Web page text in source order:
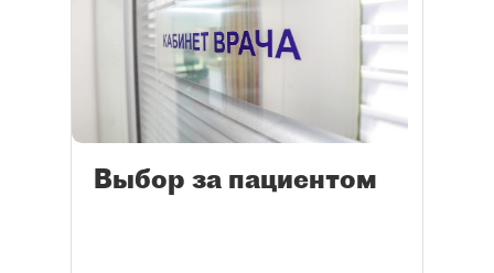
Выбор за пациентом